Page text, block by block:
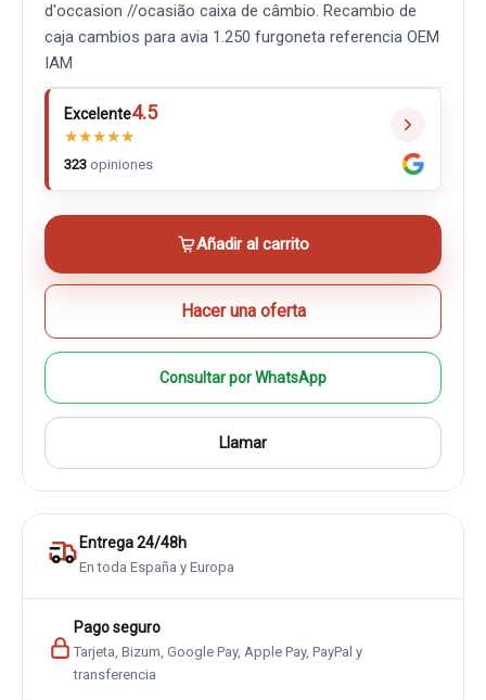
d'occasion //ocasião caixa de câmbio. Recambio de
caja cambios para avia 1.250 furgoneta referencia OEM
IAM
Excelente4.5
★★★★★
323 opiniones
Añadir al carrito
Hacer una oferta
Consultar por WhatsApp
Llamar
Entrega 24/48h
En toda España y Europa
Pago seguro
Tarjeta, Bizum, Google Pay, Apple Pay, PayPal y
transferencia